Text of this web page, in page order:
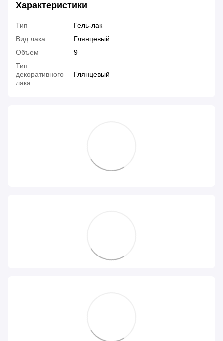
Характеристики
Тип
Гель-лак
Вид лака
Глянцевый
Объем
9
Тип
декоративного
лака
Глянцевый